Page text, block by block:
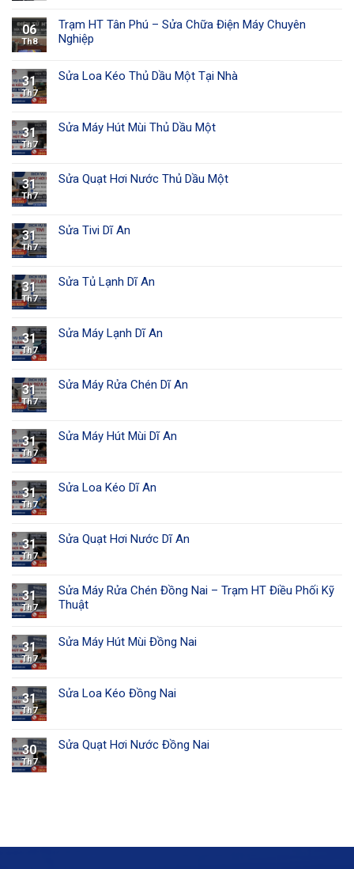
06
Th8
Trạm HT Tân Phú – Sửa Chữa Điện Máy Chuyên
Nghiệp
31
Th7
Sửa Loa Kéo Thủ Dầu Một Tại Nhà
31
Th7
Sửa Máy Hút Mùi Thủ Dầu Một
31
Th7
Sửa Quạt Hơi Nước Thủ Dầu Một
31
Th7
Sửa Tivi Dĩ An
31
Th7
Sửa Tủ Lạnh Dĩ An
31
Th7
Sửa Máy Lạnh Dĩ An
31
Th7
Sửa Máy Rửa Chén Dĩ An
31
Th7
Sửa Máy Hút Mùi Dĩ An
31
Th7
Sửa Loa Kéo Dĩ An
31
Th7
Sửa Quạt Hơi Nước Dĩ An
31
Th7
Sửa Máy Rửa Chén Đồng Nai – Trạm HT Điều Phối Kỹ
Thuật
31
Th7
Sửa Máy Hút Mùi Đồng Nai
31
Th7
Sửa Loa Kéo Đồng Nai
30
Th7
Sửa Quạt Hơi Nước Đồng Nai